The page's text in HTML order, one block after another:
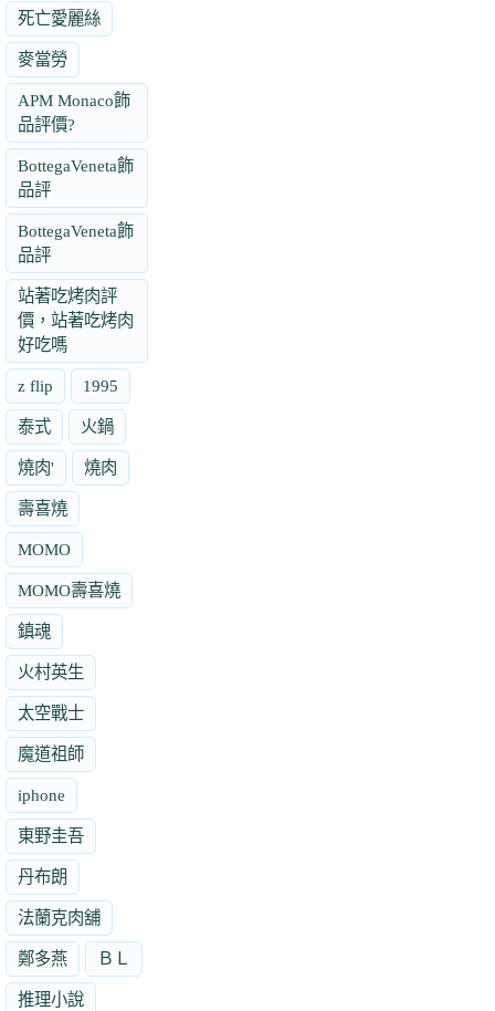
死亡愛麗絲
麥當勞
APM Monaco飾
品評價?
BottegaVeneta飾
品評
BottegaVeneta飾
品評
站著吃烤肉評
價，站著吃烤肉
好吃嗎
z flip 1995
泰式 火鍋
燒肉' 燒肉
壽喜燒
MOMO
MOMO壽喜燒
鎮魂
火村英生
太空戰士
魔道祖師
iphone
東野圭吾
丹布朗
法蘭克肉舖
鄭多燕 ＢＬ
推理小說